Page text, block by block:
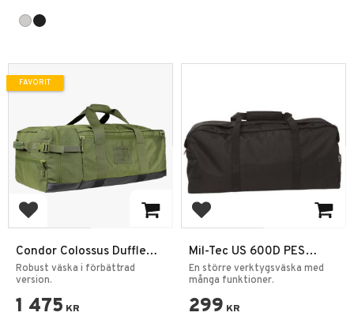
Lägg till i favoriter
Condor Colossus Duffle
Bag 52L
Robust väska i förbättrad
version.
1 475 KR
FAVORIT
Lägg till i favoriter
Mil-Tec US 600D PES
Tanker Tool Väska Large
En större verktygsväska med
många funktioner.
299 KR